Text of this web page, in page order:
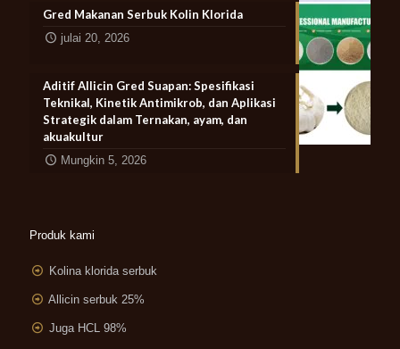
Gred Makanan Serbuk Kolin Klorida
julai 20, 2026
Aditif Allicin Gred Suapan: Spesifikasi
Teknikal, Kinetik Antimikrob, dan Aplikasi
Strategik dalam Ternakan, ayam, dan
akuakultur
Mungkin 5, 2026
Produk kami
Kolina klorida serbuk
Allicin serbuk 25%
Juga HCL 98%